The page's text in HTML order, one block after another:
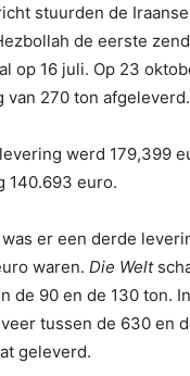
stuurden de
de eerste
op 16 juli. Op 23
van 270 ton afgeleverd.
werd 179,399
140.693 euro.
er een derde
waren. Die Welt
de 90 en de 130 ton.
tussen de 630 en
geleverd.